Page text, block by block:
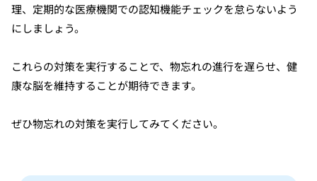
理、定期的な医療機関での認知機能チェックを怠らないよう
にしましょう。
これらの対策を実行することで、物忘れの進行を遅らせ、健
康な脳を維持することが期待できます。
ぜひ物忘れの対策を実行してみてください。